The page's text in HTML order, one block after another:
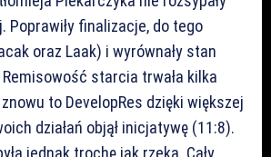
Poprawiły finalizacje, do tego
oraz Laak) i wyrównały stan
starcia trwała kilka
to DevelopRes dzięki większej
działań objął inicjatywę (11:8).
jednak trochę jak rzeka. Cały